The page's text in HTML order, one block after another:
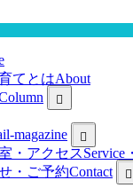
てとはAbout
magazine
・アクセスService
・ご予約Contact